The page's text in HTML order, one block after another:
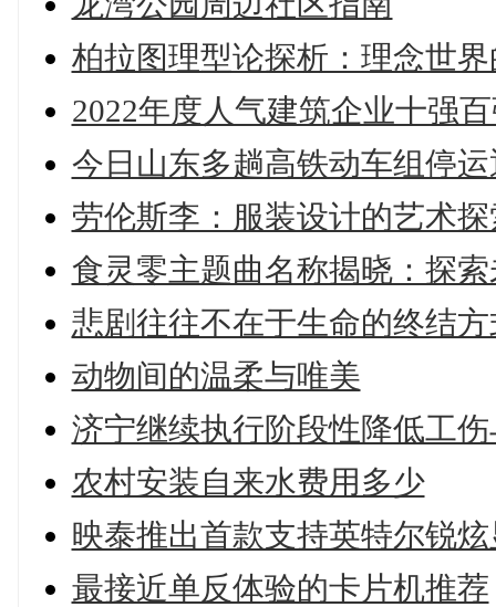
柏拉图理型论探析：理念世
2022年度人气建筑企业十强
今日山东多趟高铁动车组停
劳伦斯李：服装设计的艺术
食灵零主题曲名称揭晓：探
悲剧往往不在于生命的终结
动物间的温柔与唯美
济宁继续执行阶段性降低工
农村安装自来水费用多少
映泰推出首款支持英特尔锐
最接近单反体验的卡片机推荐